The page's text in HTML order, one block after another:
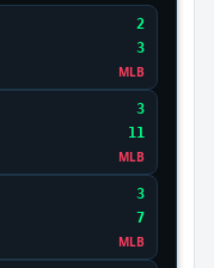
2
3
MLB
3
11
MLB
3
7
MLB